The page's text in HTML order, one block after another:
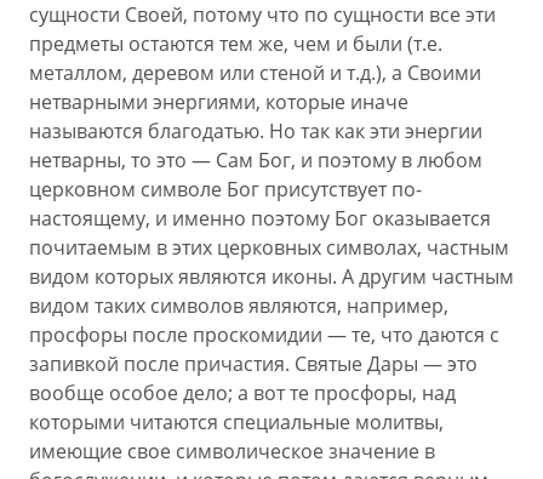
сущности Своей, потому что по сущности все эти
предметы остаются тем же, чем и были (т.е.
металлом, деревом или стеной и т.д.), а Своими
нетварными энергиями, которые иначе
называются благодатью. Но так как эти энергии
нетварны, то это — Сам Бог, и поэтому в любом
церковном символе Бог присутствует по-
настоящему, и именно поэтому Бог оказывается
почитаемым в этих церковных символах, частным
видом которых являются иконы. А другим частным
видом таких символов являются, например,
просфоры после проскомидии — те, что даются с
запивкой после причастия. Святые Дары — это
вообще особое дело; а вот те просфоры, над
которыми читаются специальные молитвы,
имеющие свое символическое значение в